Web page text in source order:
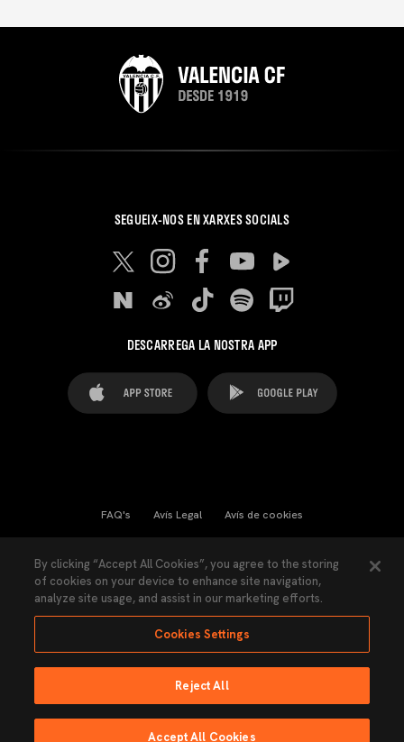
SEGUEIX-NOS EN XARXES SOCIALS
DESCARREGA LA NOSTRA APP
FAQ's Avís Legal Avís de cookies
Llei de Transparència Política de Privacitat
Accessibilitat
Ninguna parte de esta página puede ser reproducida sin el permiso del Valencia
By clicking “Accept All Cookies”, you agree to the storing
of cookies on your device to enhance site navigation,
analyze site usage, and assist in our marketing efforts.
Cookies Settings
Reject All
Accept All Cookies